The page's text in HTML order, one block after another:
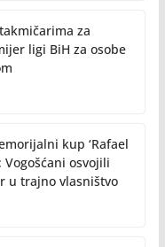
za
ligi BiH za osobe
kup ‘Rafael
Vogošćani osvojili
u trajno vlasništvo